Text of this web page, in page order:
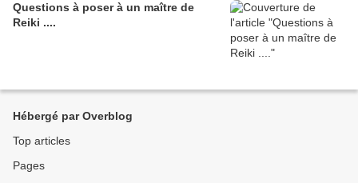
Questions à poser à un maître de
Reiki ....
Hébergé par Overblog
Top articles
Pages